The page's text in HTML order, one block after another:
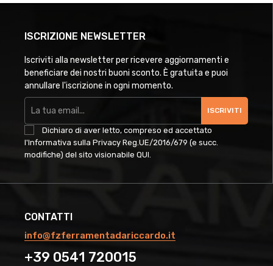
ISCRIZIONE NEWSLETTER
Iscriviti alla newsletter per ricevere aggiornamenti e
beneficiare dei nostri buoni sconto. È gratuita e puoi
annullare l'iscrizione in ogni momento.
ISCRIVITI
Dichiaro di aver letto, compreso ed accettato
l'Informativa sulla Privacy Reg.UE/2016/679 (e succ.
modifiche) del sito visionabile QUI
CONTATTI
info@fzferramentadariccardo.it
+39 0541 720015